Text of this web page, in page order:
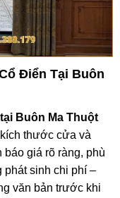
Điển Tại Buôn
Buôn Ma Thuột
thước cửa và
báo giá rõ ràng, phù
phát sinh chi phí –
văn bản trước khi